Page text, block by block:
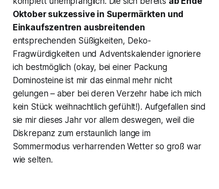
Oktober sukzessive in Supermärkten und
Einkaufszentren ausbreitenden
entsprechenden Süßigkeiten, Deko-
Fragwürdigkeiten und Adventskalender ignoriere
ich bestmöglich (okay, bei einer Packung
Dominosteine ist mir das einmal mehr nicht
gelungen – aber bei deren Verzehr habe ich mich
kein Stück weihnachtlich gefühlt!). Aufgefallen sind
sie mir dieses Jahr vor allem deswegen, weil die
Diskrepanz zum erstaunlich lange im
Sommermodus verharrenden Wetter so groß war
wie selten.